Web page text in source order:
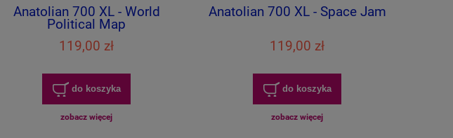
Anatolian 700 XL - World
Political Map
119,00 zł
do koszyka
zobacz więcej
Anatolian 700 XL - Space Jam
119,00 zł
do koszyka
zobacz więcej